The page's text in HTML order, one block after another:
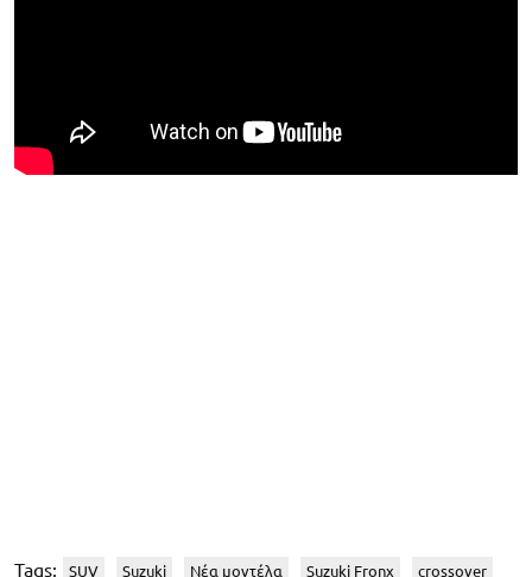
Tags: SUV Suzuki Νέα μοντέλα Suzuki Fronx crossover